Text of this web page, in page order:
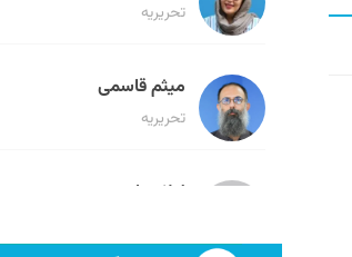
تحریریه
میثم قاسمی
تحریریه
لیلا حنارود